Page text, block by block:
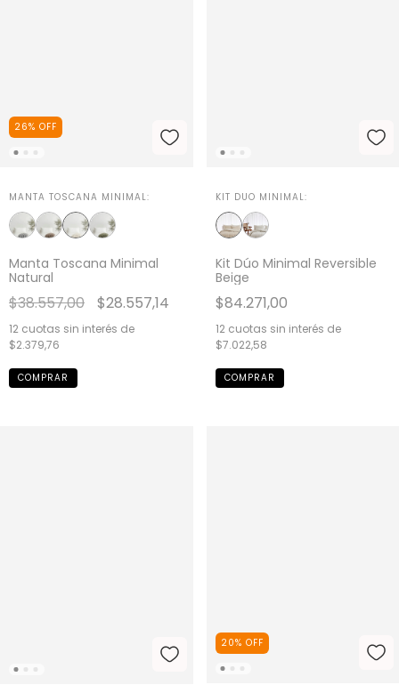
26% OFF
MANTA TOSCANA MINIMAL:
Manta Toscana Minimal
Natural
$38.557,00 $28.557,14
12 cuotas sin interés de
$2.379,76
KIT DUO MINIMAL:
Kit Dúo Minimal Reversible
Beige
$84.271,00
12 cuotas sin interés de
$7.022,58
COMPRAR
20% OFF